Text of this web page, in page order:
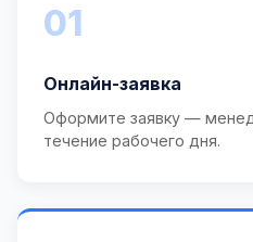
01
Онлайн-заявка
Оформите заявку —
течение рабочего дня.